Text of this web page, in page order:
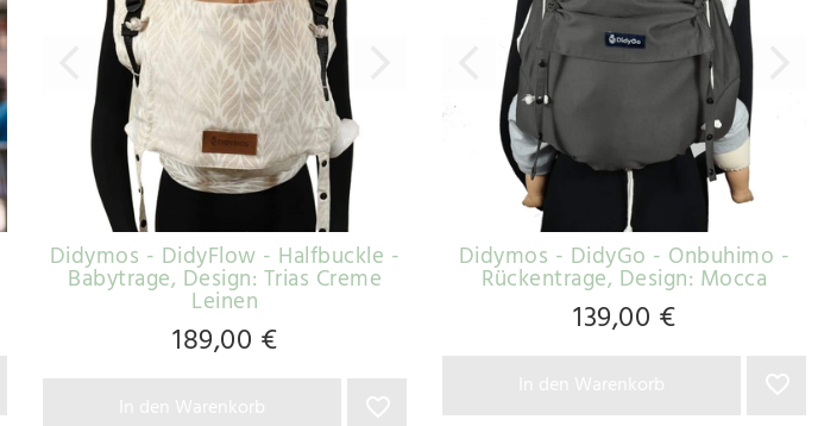
Didymos - DidyFlow - Halfbuckle -
Babytrage, Design: Trias Creme
Leinen
189,00 €
Didymos - DidyGo - Onbuhimo -
Rückentrage, Design: Mocca
139,00 €